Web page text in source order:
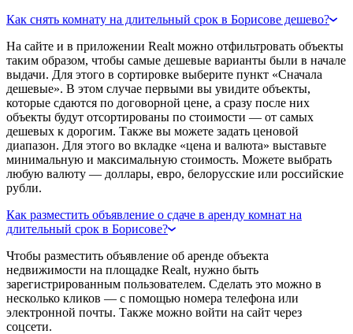
Как снять комнату на длительный срок в Борисове дешево?
На сайте и в приложении Realt можно отфильтровать объекты
таким образом, чтобы самые дешевые варианты были в начале
выдачи. Для этого в сортировке выберите пункт «Сначала
дешевые». В этом случае первыми вы увидите объекты,
которые сдаются по договорной цене, а сразу после них
объекты будут отсортированы по стоимости — от самых
дешевых к дорогим. Также вы можете задать ценовой
диапазон. Для этого во вкладке «цена и валюта» выставьте
минимальную и максимальную стоимость. Можете выбрать
любую валюту — доллары, евро, белорусские или российские
рубли.
Как разместить объявление о сдаче в аренду комнат на
длительный срок в Борисове?
Чтобы разместить объявление об аренде объекта
недвижимости на площадке Realt, нужно быть
зарегистрированным пользователем. Сделать это можно в
несколько кликов — с помощью номера телефона или
электронной почты. Также можно войти на сайт через
соцсети.